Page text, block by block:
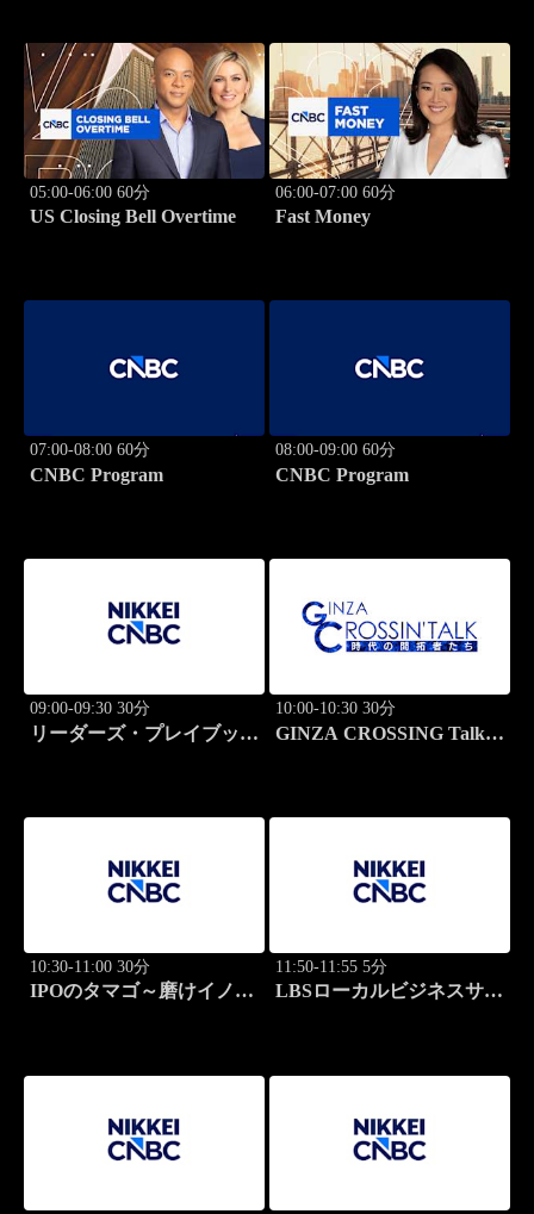
05:00-06:00 60分
US Closing Bell Overtime
06:00-07:00 60分
Fast Money
07:00-08:00 60分
CNBC Program
08:00-09:00 60分
CNBC Program
09:00-09:30 30分
リーダーズ・プレイブック
10:00-10:30 30分
GINZA CROSSING Talk
10:30-11:00 30分
IPOのタマゴ～磨けイノベ
11:50-11:55 5分
LBSローカルビジネスサテ